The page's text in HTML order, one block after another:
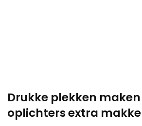
Drukke plekken
oplichters extra